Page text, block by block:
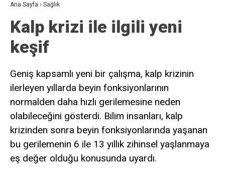
Ana Sayfa › Sağlık
Kalp krizi ile ilgili yeni
keşif
Geniş kapsamlı yeni bir çalışma, kalp krizinin
ilerleyen yıllarda beyin fonksiyonlarının
normalden daha hızlı gerilemesine neden
olabileceğini gösterdi. Bilim insanları, kalp
krizinden sonra beyin fonksiyonlarında yaşanan
bu gerilemenin 6 ile 13 yıllık zihinsel yaşlanmaya
eş değer olduğu konusunda uyardı.